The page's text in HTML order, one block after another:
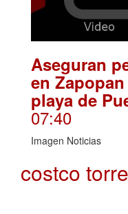
Aseguran
en
playa de
07:40
Imagen Noticias
costco